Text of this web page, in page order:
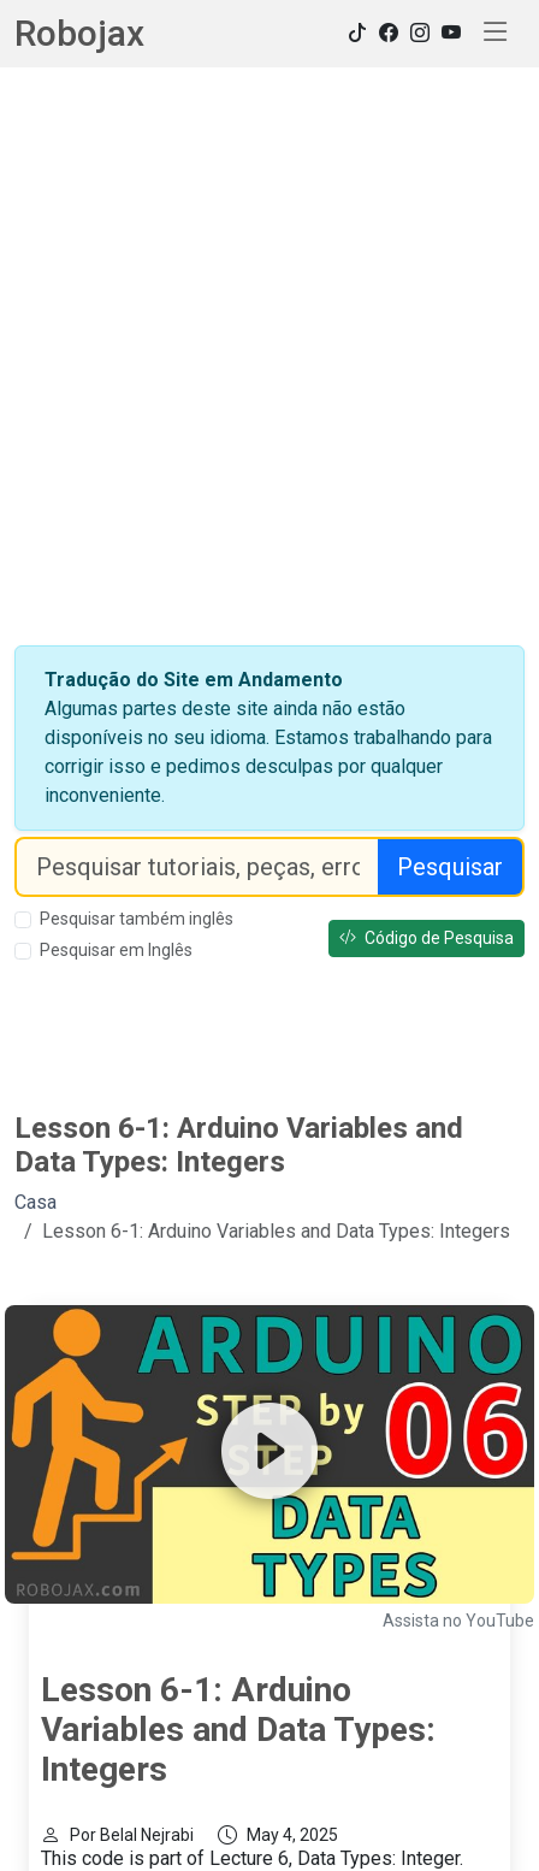
Robojax
Tradução do Site em Andamento
Algumas partes deste site ainda não estão
disponíveis no seu idioma. Estamos trabalhando para
corrigir isso e pedimos desculpas por qualquer
inconveniente.
Pesquisar
Pesquisar também inglês
Pesquisar em Inglês
Código de Pesquisa
Lesson 6-1: Arduino Variables and
Data Types: Integers
Casa
Lesson 6-1: Arduino Variables and Data Types: Integers
Assista no YouTube
Lesson 6-1: Arduino
Variables and Data Types:
Integers
Por Belal Nejrabi May 4, 2025
This code is part of Lecture 6, Data Types: Integer.